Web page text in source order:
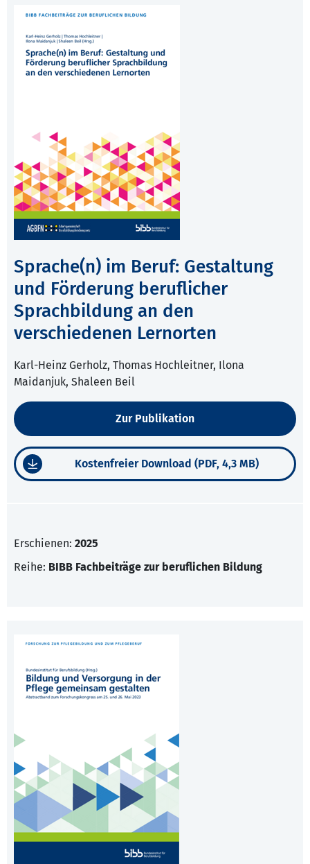
Sprache(n) im Beruf: Gestaltung
und Förderung beruflicher
Sprachbildung an den
verschiedenen Lernorten
Karl-Heinz Gerholz, Thomas Hochleitner, Ilona
Maidanjuk, Shaleen Beil
Zur Publikation
Kostenfreier Download (PDF, 4,3 MB)
Erschienen: 2025
Reihe: BIBB Fachbeiträge zur beruflichen Bildung